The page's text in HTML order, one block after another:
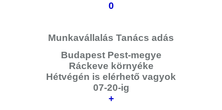
0
Munkavállalás Tanács adás
Budapest Pest-megye
Ráckeve környéke
Hétvégén is elérhető vagyok
07-20-ig
+